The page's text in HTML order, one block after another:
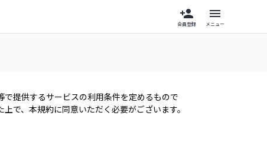
person_add
会員登録
menu
メニュー
提供するサービスの利用条件を定めるもので
で、本規約に同意いただく必要がございます。